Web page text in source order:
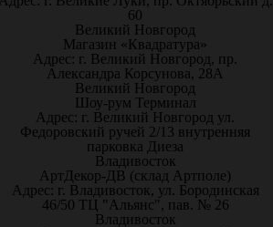
60
Великий Новгород
Магазин «Квадратура»
Адрес: г. Великий Новгород, пр.
Александра Корсунова, 28А
Великий Новгород
Шоу-рум Терминал
Адрес: г. Великий Новгород ул.
Федоровский ручей 2/13 внутренняя
парковка Диеза
Владивосток
АртДекор-ДВ (склад Артполе)
Адрес: г. Владивосток, ул. Бородинская
46/50 ТЦ "Альянс", пав. № 26
Владивосток